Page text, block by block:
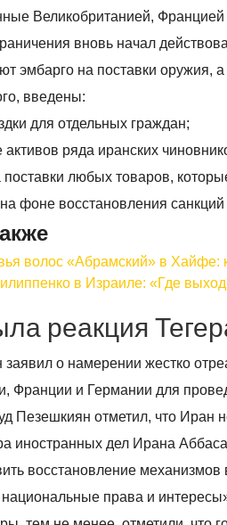
Великобританией,
вновь начал
эмбарго на поставки оружия,
введены:
для отдельных граждан;
ряда иранских
поставки любых товаров,
фоне восстановления
волос «Абрaмский» в
в Израиле: «Где
реакция
заявил о намерении жестко
Франции и Германии для
Пезешкиян отметил, что Иран
иностранных дел Ирана
восстановление
права и